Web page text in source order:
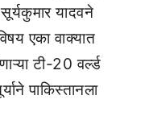
यादवने
एका वाक्यात
टी-20 वर्ल्ड
पाकिस्तानला